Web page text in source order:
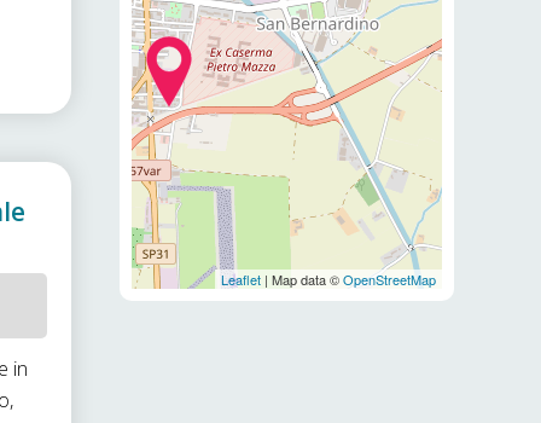
in
Leaflet | Map data ©OpenStreetMap